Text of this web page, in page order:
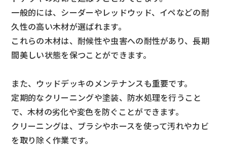
一般的には、シーダーやレッドウッド、イペなどの耐
久性の高い木材が選ばれます。
これらの木材は、耐候性や虫害への耐性があり、長期
間美しい状態を保つことができます。
また、ウッドデッキのメンテナンスも重要です。
定期的なクリーニングや塗装、防水処理を行うこと
で、木材の劣化や変色を防ぐことができます。
クリーニングは、ブラシやホースを使って汚れやカビ
を取り除く作業です。